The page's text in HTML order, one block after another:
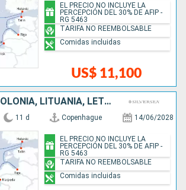
US$ 11,100
EL PRECIO NO INCLUYE LA
PERCEPCIÓN DEL 30% DE AFIP -
RG 5463
TARIFA NO REEMBOLSABLE
Comidas incluidas
DINAMARCA, POLONIA, LITUANIA, LETONIA, ESTONIA, FINLANDIA, SUECIA
11 d Copenhague 14/06/2028
EL PRECIO NO INCLUYE LA
PERCEPCIÓN DEL 30% DE AFIP -
RG 5463
TARIFA NO REEMBOLSABLE
Comidas incluidas